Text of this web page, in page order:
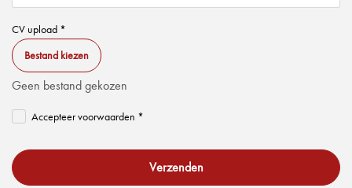
CV upload *
Bestand kiezen
Geen bestand gekozen
Accepteer voorwaarden *
Verzenden